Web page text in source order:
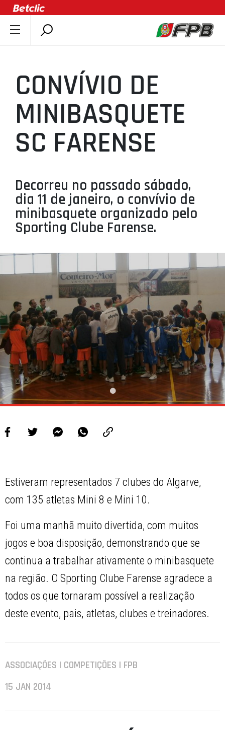
DOCUMENTOS
ÚLTIMAS
COMPETIÇÕES
ASSOCIAÇÕES
CLUBES
AGENTES
SELEÇÕES
MINIBASQUETE
ÁREA TÉCNICA
PROJETOS
LIGA BETCLIC MASCULINA
LIGA BETCLIC FEMININA
CONVÍVIO DE
MINIBASQUETE
SC FARENSE
Decorreu no passado sábado,
dia 11 de janeiro, o convívio de
minibasquete organizado pelo
Sporting Clube Farense.
Estiveram representados 7 clubes do Algarve,
com 135 atletas Mini 8 e Mini 10.
Foi uma manhã muito divertida, com muitos
jogos e boa disposição, demonstrando que se
continua a trabalhar ativamente o minibasquete
na região. O Sporting Clube Farense agradece a
todos os que tornaram possível a realização
deste evento, pais, atletas, clubes e treinadores.
ASSOCIAÇÕES | COMPETIÇÕES | FPB
15 JAN 2014